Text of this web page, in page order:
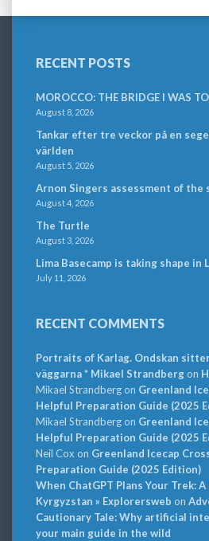
RECENT POSTS
MOROCCO: THE BRIDGE I WAS
August 8, 2026
Tankar efter tre veckor på en
världen
August 5, 2026
Arnon Singers assessment of the
August 4, 2026
The Turtle
August 3, 2026
Lima Basecamp is taking shape in
July 11, 2026
RECENT COMMENTS
Portraits of Karlag. Ondskan
väggarna * Mikael Strandbergon
Mikael Strandbergon Greenland
Helpful Preparation Guide (2025
Mikael Strandbergon Greenland
Helpful Preparation Guide (2025
Neil Cox on Greenland Icecap
Preparation Guide (2025 Edition)
When ChatGPT Plans Your Trek:
Kyrgyzstan » Explorersweb on
Cautionary Tale: Why artificial
your main guide in the wild